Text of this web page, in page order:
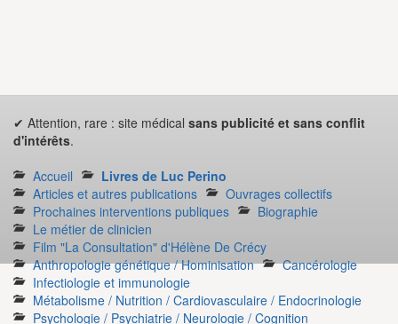
✔ Attention, rare : site médical sans publicité et sans conflit
d'intérêts.
Accueil
Livres de Luc Perino
Articles et autres publications
Ouvrages collectifs
Prochaines interventions publiques
Biographie
Le métier de clinicien
Film "La Consultation" d'Hélène De Crécy
Anthropologie génétique / Hominisation
Cancérologie
Infectiologie et immunologie
Métabolisme / Nutrition / Cardiovasculaire / Endocrinologie
Psychologie / Psychiatrie / Neurologie / Cognition